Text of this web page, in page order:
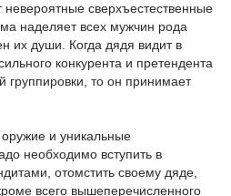
невероятные сверхъестественные
наделяет всех мужчин рода
их души. Когда дядя видит в
конкурента и претендента
группировки, то он принимает
и уникальные
необходимо вступить в
отомстить своему дяде,
всего вышеперечисленного